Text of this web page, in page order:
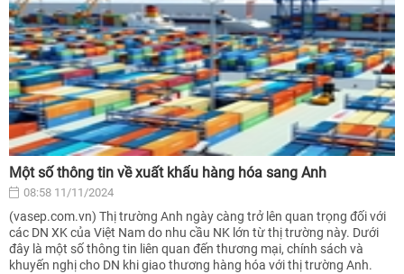
Một số thông tin về xuất khẩu hàng hóa sang Anh
08:58 11/11/2024
(vasep.com.vn) Thị trường Anh ngày càng trở lên quan trọng đối với
các DN XK của Việt Nam do nhu cầu NK lớn từ thị trường này. Dưới
đây là một số thông tin liên quan đến thương mại, chính sách và
khuyến nghị cho DN khi giao thương hàng hóa với thị trường Anh.